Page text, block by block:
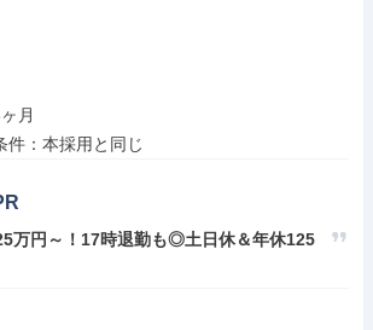
月
万円～！17時退勤も◎土日休＆年休125